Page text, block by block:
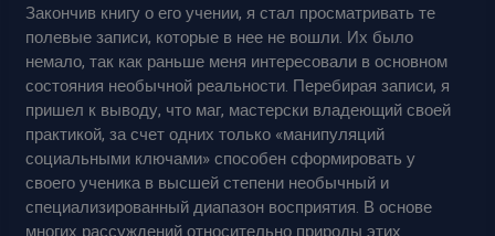
Закончив книгу о его учении, я стал просматривать те
полевые записи, которые в нее не вошли. Их было
немало, так как раньше меня интересовали в основном
состояния необычной реальности. Перебирая записи, я
пришел к выводу, что маг, мастерски владеющий своей
практикой, за счет одних только «манипуляций
социальными ключами» способен сформировать у
своего ученика в высшей степени необычный и
специализированный диапазон восприятия. В основе